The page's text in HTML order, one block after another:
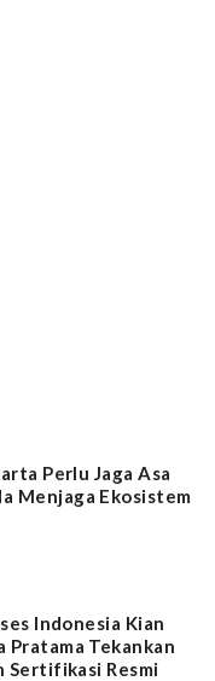
Perlu Jaga Asa
Menjaga Ekosistem
Indonesia Kian
Pratama Tekankan
Sertifikasi Resmi